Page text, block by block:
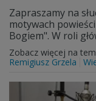
Zapraszamy na
motywach
Bogiem". W roli
Zobacz więcej na
Remigiusz Grzela